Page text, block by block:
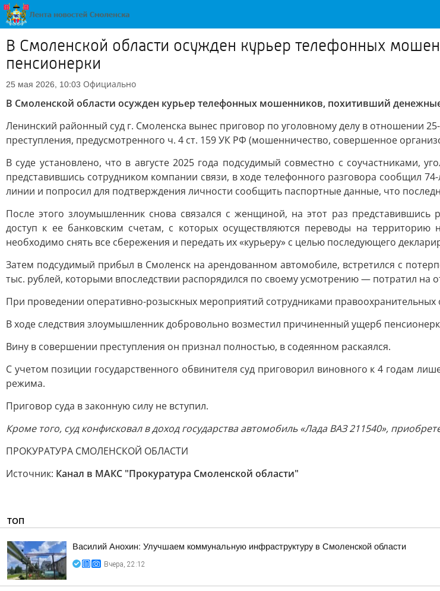
В Смоленской области осужден курьер телефонных
пенсионерки
25 мая 2026, 10:03 Официально
В Смоленской области осужден курьер телефонных мошенников, похитивший
Ленинский районный суд г. Смоленска вынес приговор по уголовному делу в отношении
преступления, предусмотренного ч. 4 ст. 159 УК РФ (мошенничество, совершенное
В суде установлено, что в августе 2025 года подсудимый совместно с соучастниками,
представившись сотрудником компании связи, в ходе телефонного разговора сообщил
линии и попросил для подтверждения личности сообщить паспортные данные, что
После этого злоумышленник снова связался с женщиной, на этот раз
доступ к ее банковским счетам, с которых осуществляются переводы на территорию
необходимо снять все сбережения и передать их «курьеру» с целью последующего
Затем подсудимый прибыл в Смоленск на арендованном автомобиле, встретился с
тыс. рублей, которыми впоследствии распорядился по своему усмотрению — потратил на
При проведении оперативно-розыскных мероприятий сотрудниками
В ходе следствия злоумышленник добровольно возместил причиненный ущерб
Вину в совершении преступления он признал полностью, в содеянном раскаялся.
С учетом позиции государственного обвинителя суд приговорил виновного к 4 годам
режима.
Приговор суда в законную силу не вступил.
Кроме того, суд конфисковал в доход государства автомобиль «Лада ВАЗ 211540»,
ПРОКУРАТУРА СМОЛЕНСКОЙ ОБЛАСТИ
Источник: Канал в МАКС "Прокуратура Смоленской области"
ТОП
Василий Анохин: Улучшаем коммунальную инфраструктуру в Смоленской области
Вчера, 22:12